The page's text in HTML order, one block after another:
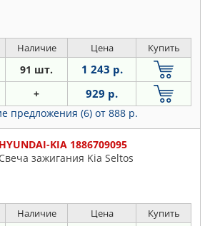
Наличие Цена Купить
91 шт. 1 243 р.
+ 929 р.
предложения (6) от 888 р.
HYUNDAI-KIA 1886709095
Свеча зажигания Kia Seltos
Наличие Цена Купить